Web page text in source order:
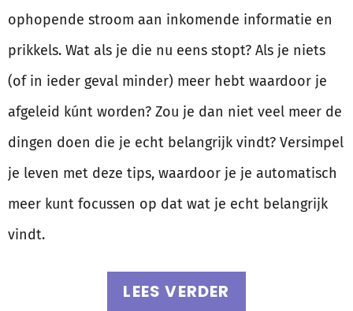
ophopende stroom aan inkomende informatie en
prikkels. Wat als je die nu eens stopt? Als je niets
(of in ieder geval minder) meer hebt waardoor je
afgeleid kúnt worden? Zou je dan niet veel meer de
dingen doen die je echt belangrijk vindt? Versimpel
je leven met deze tips, waardoor je je automatisch
meer kunt focussen op dat wat je echt belangrijk
vindt.
LEES VERDER